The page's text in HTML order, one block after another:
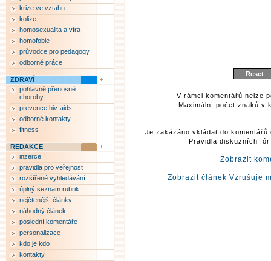
V rámci komentářů nelze
Maximální počet znaků v
Je zakázáno vkládat do
Pravidla diskuzních
Zobrazit
Zobrazit článek Vzrušuje
krize ve vztahu
kolize
homosexualita a víra
homofobie
průvodce pro pedagogy
odborné práce
ZDRAVÍ
pohlavně přenosné
choroby
prevence hiv-aids
odborné kontakty
fitness
REDAKCE
inzerce
pravidla pro veřejnost
rozšířené vyhledávání
úplný seznam rubrik
nejčtenější články
náhodný článek
poslední komentáře
personalizace
kdo je kdo
kontakty